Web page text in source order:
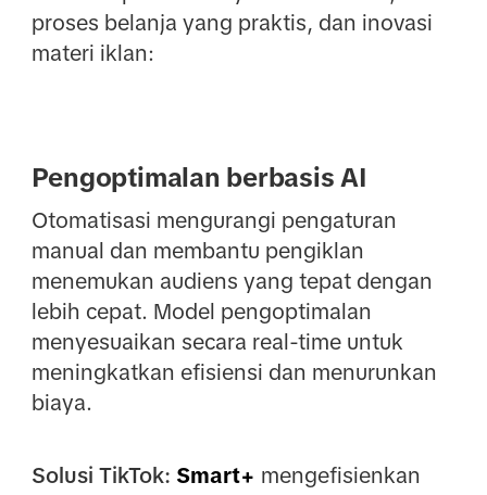
proses belanja yang praktis, dan inovasi
materi iklan:
Pengoptimalan berbasis AI
Otomatisasi mengurangi pengaturan
manual dan membantu pengiklan
menemukan audiens yang tepat dengan
lebih cepat. Model pengoptimalan
menyesuaikan secara real-time untuk
meningkatkan efisiensi dan menurunkan
biaya.
Solusi TikTok: Smart+ mengefisienkan